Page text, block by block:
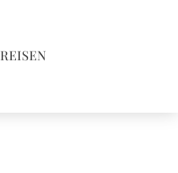
REISEN